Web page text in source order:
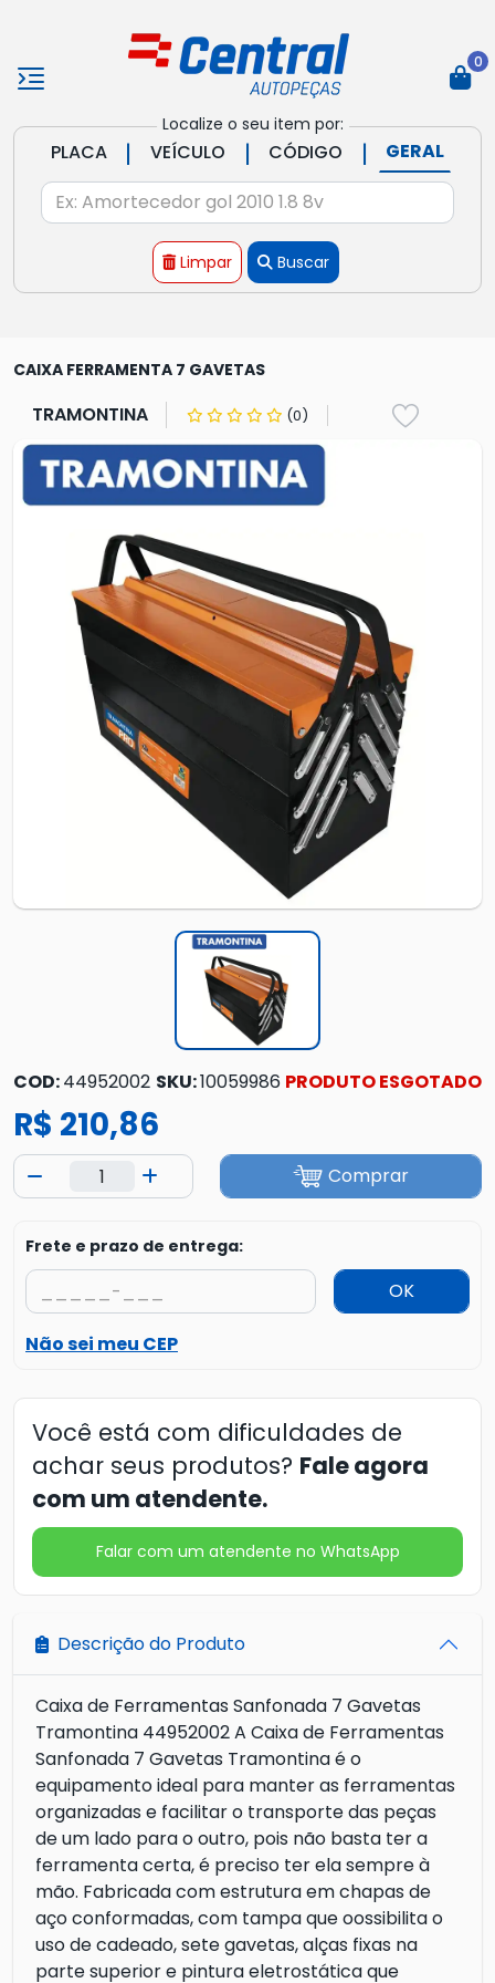
Localize o seu item por:
PLACA | VEÍCULO | CÓDIGO | GERAL
Limpar Buscar
0
CAIXA FERRAMENTA 7 GAVETAS
TRAMONTINA (0)
COD:44952002 SKU:10059986 PRODUTO ESGOTADO
R$ 210,86
Comprar
Frete e prazo de entrega:
OK
Não sei meu CEP
Você está com dificuldades de
achar seus produtos? Fale agora
com um atendente.
Falar com um atendente no WhatsApp
Descrição do Produto
Caixa de Ferramentas Sanfonada 7 Gavetas
Tramontina 44952002 A Caixa de Ferramentas
Sanfonada 7 Gavetas Tramontina é o
equipamento ideal para manter as ferramentas
organizadas e facilitar o transporte das peças
de um lado para o outro, pois não basta ter a
ferramenta certa, é preciso ter ela sempre à
mão. Fabricada com estrutura em chapas de
aço conformadas, com tampa que oossibilita o
uso de cadeado, sete gavetas, alças fixas na
parte superior e pintura eletrostática que